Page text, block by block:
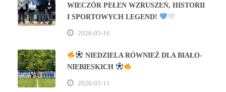
WIECZÓR PEŁEN WZRUSZEŃ, HISTORII
I SPORTOWYCH LEGEND!
2026-05-16
NIEDZIELA RÓWNIEŻ DLA BIAŁO-
NIEBIESKICH
2026-05-11